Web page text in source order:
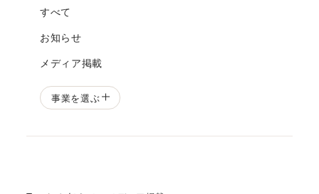
すべて
お知らせ
メディア掲載
事業を選ぶ